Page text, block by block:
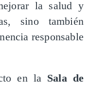
la salud y
sino también
responsable
en la Sala de